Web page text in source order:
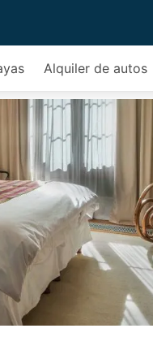
Alquiler de autos